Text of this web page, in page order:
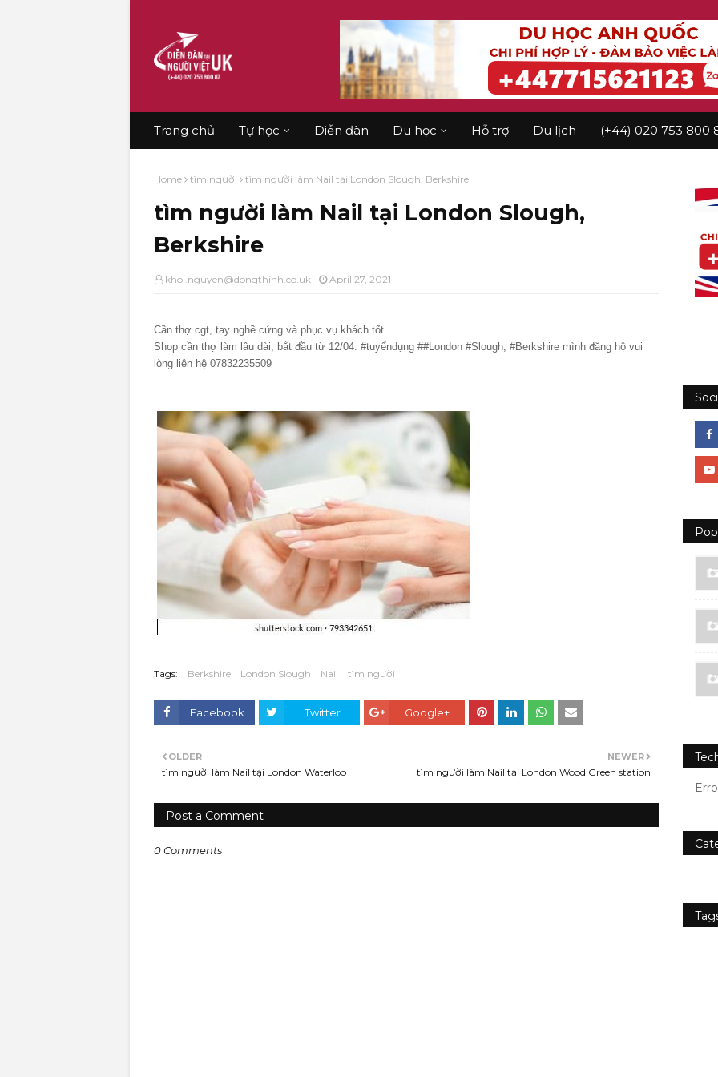
Trang chủ Tự học Diễn đàn Du học Hỗ trợ Du lịch (+44) 020 753 800
Home tìm người tìm người làm Nail tại London Slough, Berkshire
tìm người làm Nail tại London Slough,
Berkshire
khoi.nguyen@dongthinh.co.uk April 27, 2021
Cần thợ cgt, tay nghề cứng và phục vụ khách tốt.
Shop cần thợ làm lâu dài, bắt đầu từ 12/04. #tuyểndụng ##London #Slough, #Berkshire mình đăng hộ vui
lòng liên hệ 07832235509
Tags: Berkshire London Slough Nail tìm người
Facebook Twitter Google+
NEWER
tìm người làm Nail tại London Wood Green station
OLDER
tìm người làm Nail tại London Waterloo
Post a Comment
0 Comments